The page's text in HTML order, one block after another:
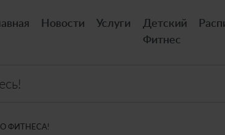
Новости Услуги
Детский
Фитнес
ФИТНЕСА!